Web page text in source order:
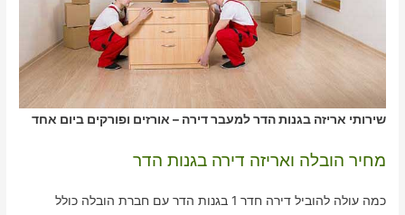
שירותי אריזה בגנות הדר למעבר דירה – אורזים ופורקים ביום אחד
מחיר הובלה ואריזה דירה בגנות הדר
כמה עולה להוביל דירה חדר 1 בגנות הדר עם חברת הובלה כולל